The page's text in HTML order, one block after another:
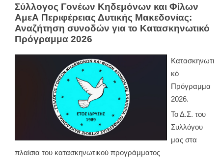
Σύλλογος Γονέων Κηδεμόνων και Φίλων
ΑμεΑ Περιφέρειας Δυτικής Μακεδονίας:
Αναζήτηση συνοδών για το Κατασκηνωτικό
Πρόγραμμα 2026
Κατασκηνωτι
κό
Πρόγραμμα
2026.
Το Δ.Σ. του
Συλλόγου
μας στα
πλαίσια του κατασκηνωτικού προγράμματος